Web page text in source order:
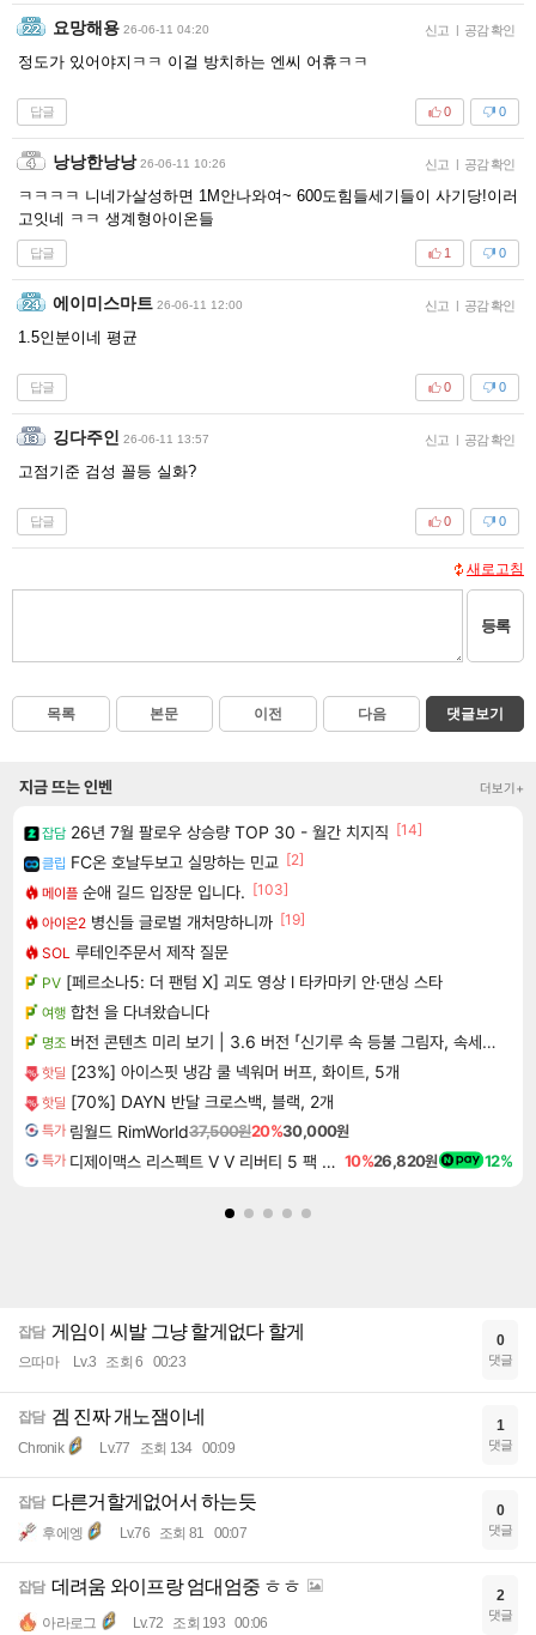
요망해용 26-06-11 04:20 신고 | 공감 확인
정도가 있어야지ㅋㅋ 이걸 방치하는 엔씨 어휴ㅋㅋ
답글 0
0
낭낭한낭낭 26-06-11 10:26 신고 | 공감 확인
ㅋㅋㅋㅋ 니네가살성하면 1M안나와여~ 600도힘들세기들이 사기당!이러
고잇네 ㅋㅋ 생계형아이온들
답글 0
1
에이미스마트 26-06-11 12:00 신고 | 공감 확인
1.5인분이네 평균
답글 0
0
깅다주인 26-06-11 13:57 신고 | 공감 확인
고점기준 검성 꼴등 실화?
답글 0
0
새로고침
등록
목록 본문 이전 다음 댓글보기
지금 뜨는 인벤 더보기+
잡담 26년 7월 팔로우 상승량 TOP 30 - 월간 치지직 [14]
클립 FC온 호날두보고 실망하는 민교 [2]
메이플 순애 길드 입장문 입니다. [103]
아이온2 병신들 글로벌 개처망하니까 [19]
SOL 루테인주문서 제작 질문
PV [페르소나5: 더 팬텀 X] 괴도 영상 l 타카마키 안·댄싱 스타
여행 합천 을 다녀왔습니다
명조 버전 콘텐츠 미리 보기 | 3.6 버전 「신기루 속 등불 그림자, 속세에 깃든 검의 결심」이 8월 20일에 업데이트됩니다!
핫딜 [23%] 아이스핏 냉감 쿨 넥워머 버프, 화이트, 5개
핫딜 [70%] DAYN 반달 크로스백, 블랙, 2개
특가 림월드 RimWorld37,500원20%30,000원
특가 디제이맥스 리스펙트 V V 리버티 5 팩 DJMAX RESPECT V V Liberty 5 Pack DLC 10%26,820원 12%
잡담 게임이 씨발 그냥 할게없다 할게
으따마 Lv.3 조회 6 00:23
0
댓글
잡담 겜 진짜 개노잼이네
Chronik Lv.77 조회 134 00:09
1
댓글
잡담 다른거할게없어서 하는듯
후에엥 Lv.76 조회 81 00:07
0
댓글
잡담 데려움 와이프랑 엄대엄중 ㅎㅎ
아라로그 Lv.72 조회 193 00:06
2
댓글